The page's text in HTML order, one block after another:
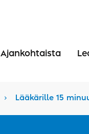
Ajankohtaista
› Lääkärille 15